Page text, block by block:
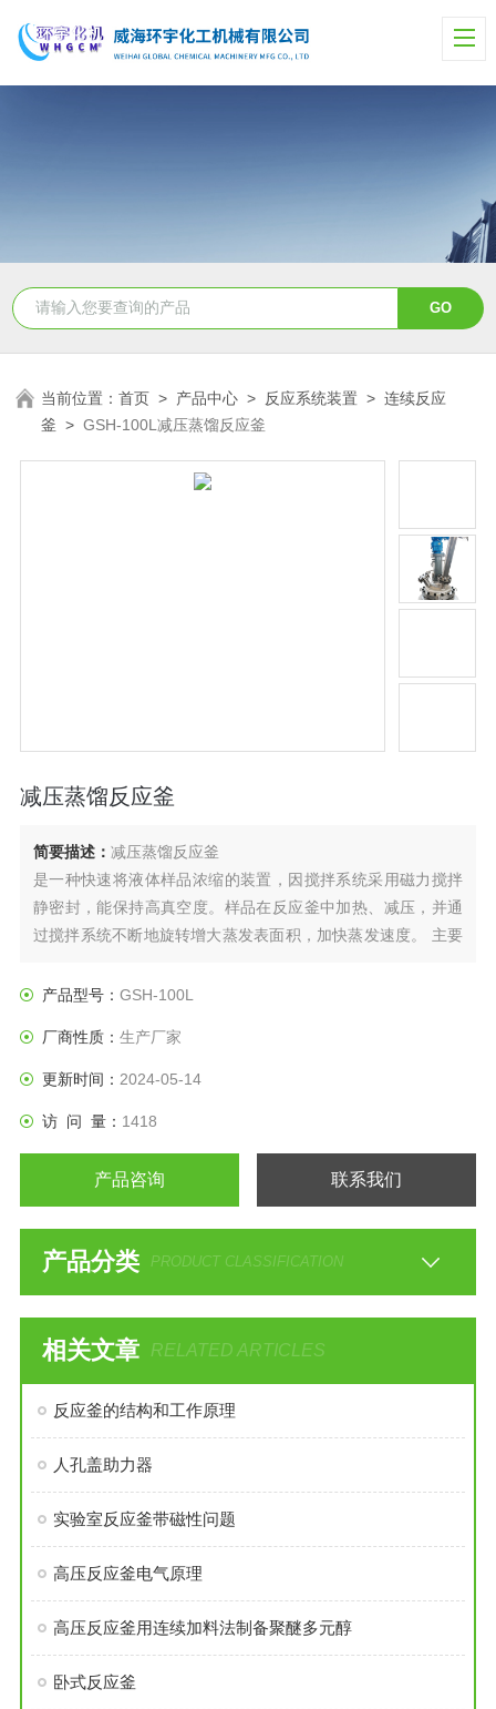
当前位置：首页 > 产品中心 > 反应系统装置 >连续反应
釜 >GSH-100L减压蒸馏反应釜
减压蒸馏反应釜
简要描述： 减压蒸馏反应釜
是一种快速将液体样品浓缩的装置，因搅拌系统采用磁力搅拌
静密封，能保持高真空度。样品在反应釜中加热、减压，并通
过搅拌系统不断地旋转增大蒸发表面积，加快蒸发速度。 主要
及溶媒回收。其原理为在真空条件下，恒温加热，搅拌系统的
却，回收于收集瓶中。
产品型号： GSH-100L
厂商性质： 生产厂家
更新时间： 2024-05-14
访 问 量： 1418
产品咨询 联系我们
产品分类 PRODUCT CLASSIFICATION
相关文章 RELATED ARTICLES
反应釜的结构和工作原理
人孔盖助力器
实验室反应釜带磁性问题
高压反应釜电气原理
高压反应釜用连续加料法制备聚醚多元醇
卧式反应釜